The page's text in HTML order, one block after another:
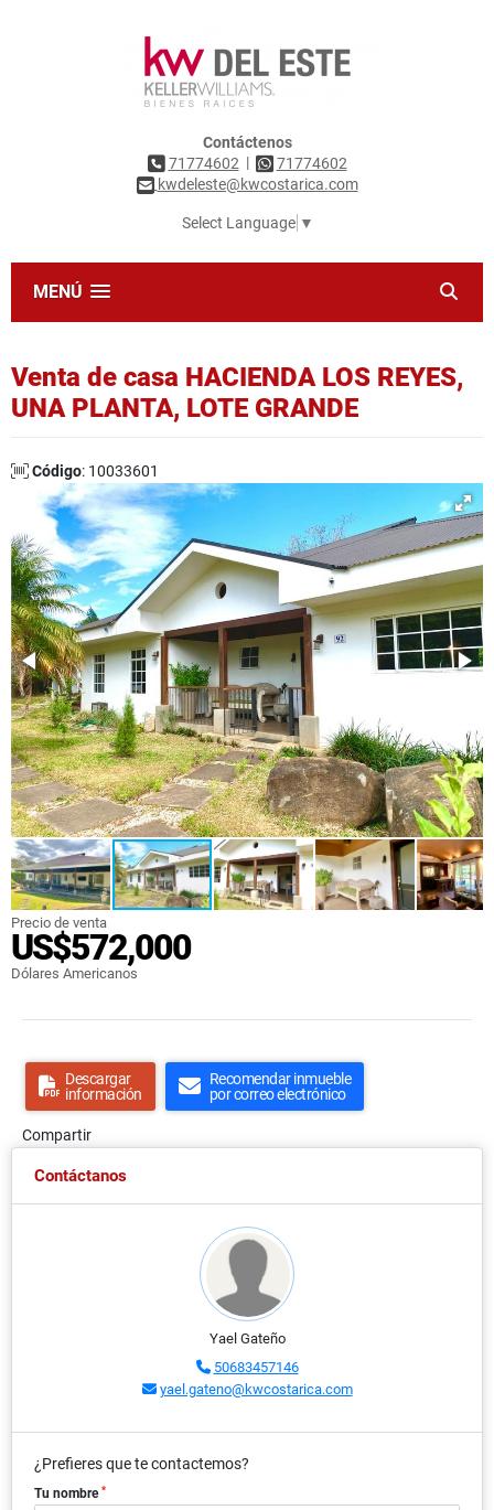
Contáctenos
71774602 |
71774602
kwdeleste@kwcostarica.com
Select Language ▼
MENÚ
Venta de casa HACIENDA LOS REYES,
UNA PLANTA, LOTE GRANDE
Código: 10033601
Precio de venta
US$572,000
Dólares Americanos
Descargar
información
Recomendar inmueble
por correo electrónico
Compartir
Contáctanos
Yael Gateño
50683457146
yael.gateno@kwcostarica.com
¿Prefieres que te contactemos?
Tu nombre *